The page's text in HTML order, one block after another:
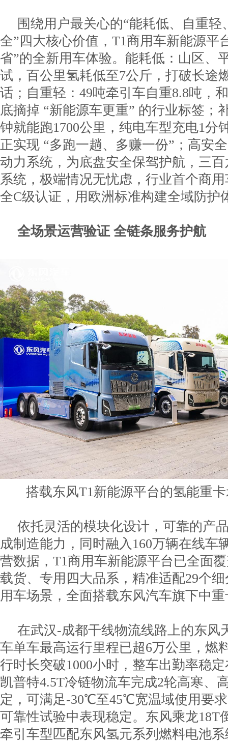
围绕用户最关心的“能耗低、自重轻
全”四大核心价值，T1商用车新能源平
省”的全新用车体验。能耗低：山区、
试，百公里氢耗低至7公斤，打破长途
话；自重轻：49吨牵引车自重8.8吨，
底摘掉 “新能源车更重” 的行业标签；
钟就能跑1700公里，纯电车型充电1分
正实现 “多跑一趟、多赚一份”；高安
动力系统，为底盘安全保驾护航，三
系统，极端情况无忧虑，行业首个商
全C级认证，用欧洲标准构建全域防护
全场景运营验证 全链条服务护航
搭载东风T1新能源平台的氢能重
依托灵活的模块化设计，可靠的产
成制造能力，同时融入160万辆在线车
营数据，T1商用车新能源平台已全面
载货、专用四大品系，精准适配29个
用车场景，全面搭载东风汽车旗下中
在武汉-成都干线物流线路上的东风
车单车最高运行里程已超6万公里，燃
行时长突破1000小时，整车出勤率稳
凯普特4.5T冷链物流车完成2轮高寒、
定，可满足-30℃至45℃宽温域使用要
可靠性试验中表现稳定。东风乘龙18T
牵引车型匹配东风氢元系列燃料电池